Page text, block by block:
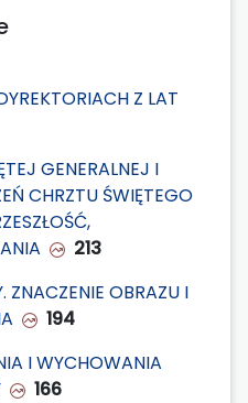
Z LAT
GENERALNEJ I
CHRZTU ŚWIĘTEGO
213
ZNACZENIE OBRAZU I
194
I WYCHOWANIA
166